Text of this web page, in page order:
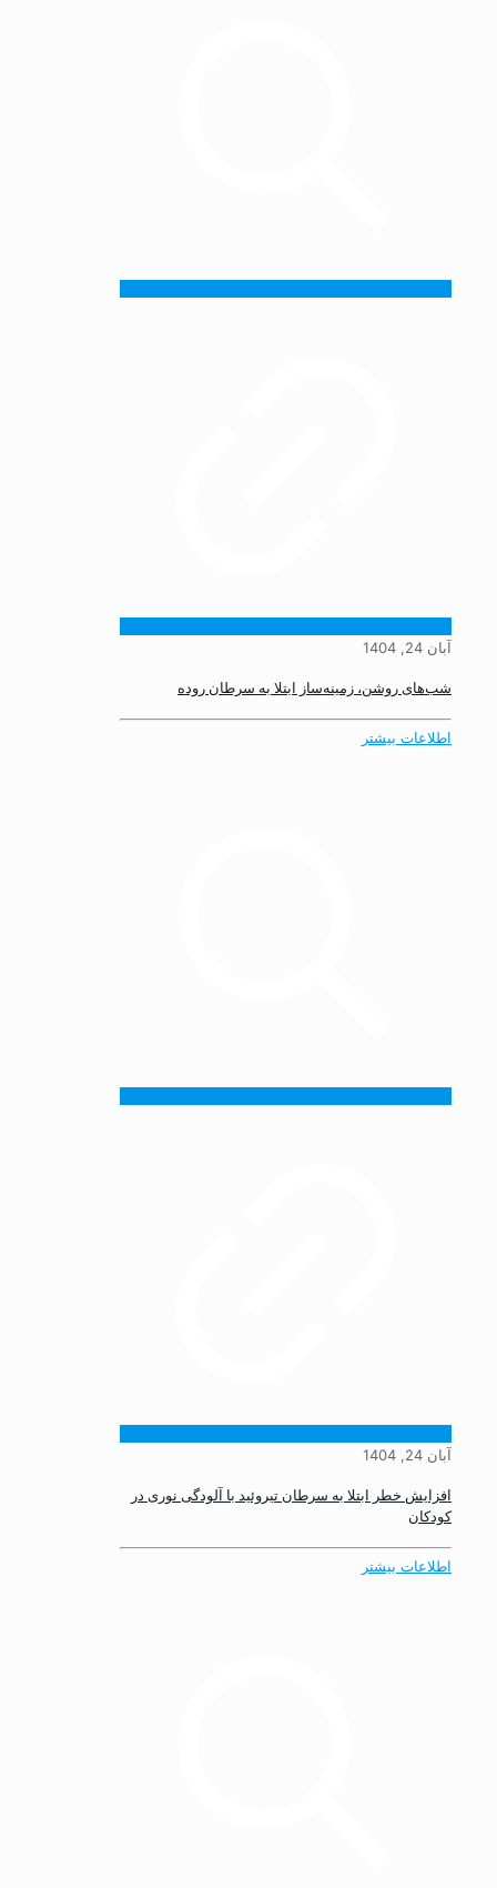
آبان 24, 1404
شب‌های روشن، زمینه‌ساز ابتلا به سرطان روده
اطلاعات بیشتر
آبان 24, 1404
افزایش خطر ابتلا به سرطان تیروئید با آلودگی نوری در
کودکان
اطلاعات بیشتر